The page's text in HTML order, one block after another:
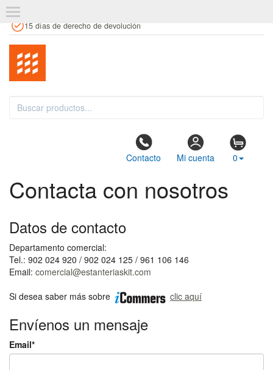
15 días de derecho de devolución
Contacto Mi cuenta 0
Contacta con nosotros
Datos de contacto
Departamento comercial:
Tel.: 902 024 920 / 902 024 125 / 961 106 146
Email: comercial@estanteriaskit.com
Si desea saber más sobre
clic aquí
Envíenos un mensaje
Email*